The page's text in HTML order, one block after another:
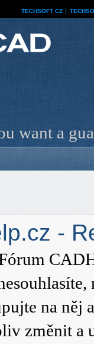
TECHSOFT CZ
want a
-
na něj
změnit a